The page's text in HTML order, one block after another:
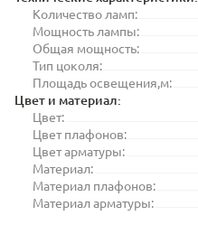
Количество ламп:
Мощность лампы:
Общая мощность:
Тип цоколя:
Площадь освещения,м:
Цвет и материал:
Цвет:
Цвет плафонов:
Цвет арматуры:
Материал:
Материал плафонов:
Материал арматуры: